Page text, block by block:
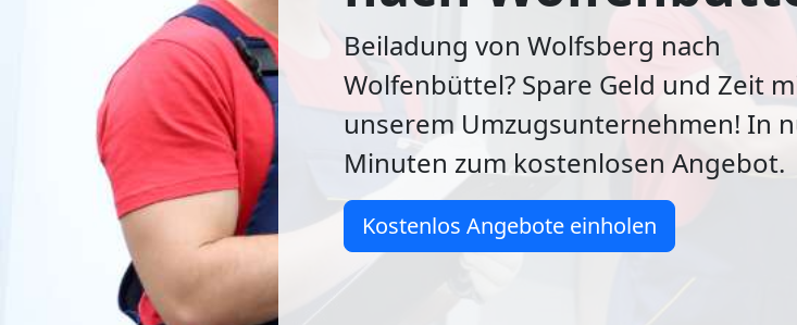
Beiladung von Wolfsberg nach
Wolfenbüttel? Spare Geld und Zeit
unserem Umzugsunternehmen! In
Minuten zum kostenlosen Angebot.
Kostenlos Angebote einholen